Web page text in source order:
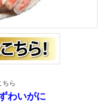
ら
わいがに